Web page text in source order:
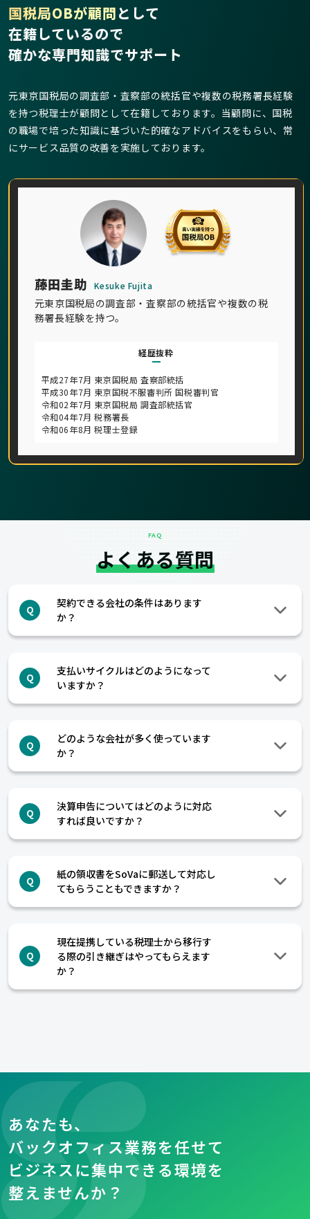
藤田圭助 Kesuke Fujita
元東京国税局の調査部・査察部の統括官や複数の税
務署長経験を持つ。
経歴抜粋
平成27年7月 東京国税局 査察部統括
平成30年7月 東京国税不服審判所 国税審判官
令和02年7月 東京国税局 調査部統括官
令和04年7月 税務署長
令和06年8月 税理士登録
国税局OBが顧問として
在籍しているので
確かな専門知識でサポート
元東京国税局の調査部・査察部の統括官や複数の税務署長経験
を持つ税理士が顧問として在籍しております。当顧問に、国税
の職場で培った知識に基づいた的確なアドバイスをもらい、常
にサービス品質の改善を実施しております。
FAQ
よくある質問
Q
契約できる会社の条件はあります
か？
Q
支払いサイクルはどのようになって
いますか？
Q
どのような会社が多く使っています
か？
Q
決算申告についてはどのように対応
すれば良いですか？
Q
紙の領収書をSoVaに郵送して対応し
てもらうこともできますか？
Q
現在提携している税理士から移行す
る際の引き継ぎはやってもらえます
か？
あなたも、
バックオフィス業務を任せて
ビジネスに集中できる環境を
整えませんか？